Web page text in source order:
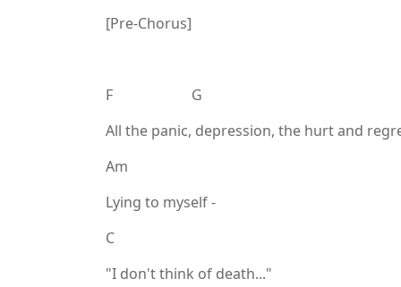
[Pre-Chorus]
F G
All the panic, depression, the hurt and
Am
Lying to myself -
C
"I don't think of death..."